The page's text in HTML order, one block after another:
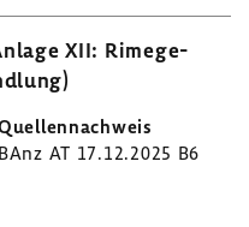
XII: Rime­ge­
BAnz AT 17.12.2025 B6